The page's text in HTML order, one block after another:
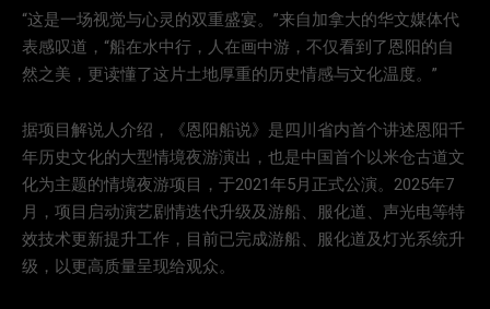
“这是一场视觉与心灵的双重盛宴。”来自加拿大的华文媒体代
表感叹道，“船在水中行，人在画中游，不仅看到了恩阳的自
然之美，更读懂了这片土地厚重的历史情感与文化温度。”
据项目解说人介绍，《恩阳船说》是四川省内首个讲述恩阳千
年历史文化的大型情境夜游演出，也是中国首个以米仓古道文
化为主题的情境夜游项目，于2021年5月正式公演。2025年7
月，项目启动演艺剧情迭代升级及游船、服化道、声光电等特
效技术更新提升工作，目前已完成游船、服化道及灯光系统升
级，以更高质量呈现给观众。